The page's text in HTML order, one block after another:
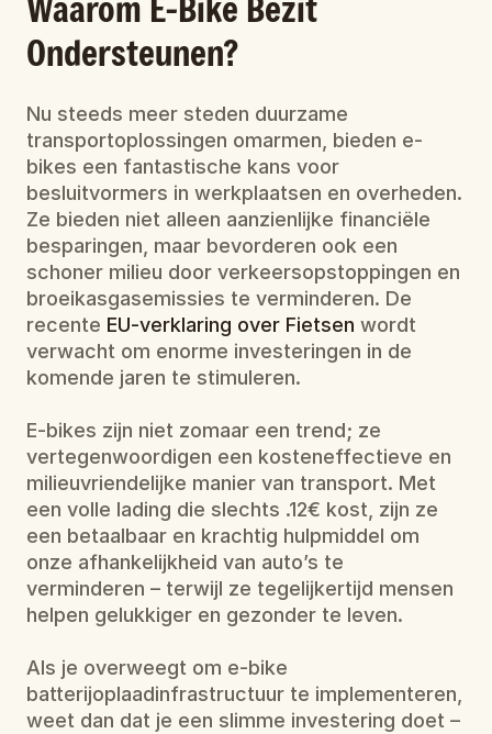
Ondersteunen?
Nu steeds meer steden duurzame
transportoplossingen omarmen, bieden e-
bikes een fantastische kans voor
besluitvormers in werkplaatsen en overheden.
Ze bieden niet alleen aanzienlijke financiële
besparingen, maar bevorderen ook een
schoner milieu door verkeersopstoppingen en
broeikasgasemissies te verminderen. De
recente EU-verklaring over Fietsen wordt
verwacht om enorme investeringen in de
komende jaren te stimuleren.
E-bikes zijn niet zomaar een trend; ze
vertegenwoordigen een kosteneffectieve en
milieuvriendelijke manier van transport. Met
een volle lading die slechts .12€ kost, zijn ze
een betaalbaar en krachtig hulpmiddel om
onze afhankelijkheid van auto’s te
verminderen – terwijl ze tegelijkertijd mensen
helpen gelukkiger en gezonder te leven.
Als je overweegt om e-bike
batterijoplaadinfrastructuur te implementeren,
weet dan dat je een slimme investering doet –